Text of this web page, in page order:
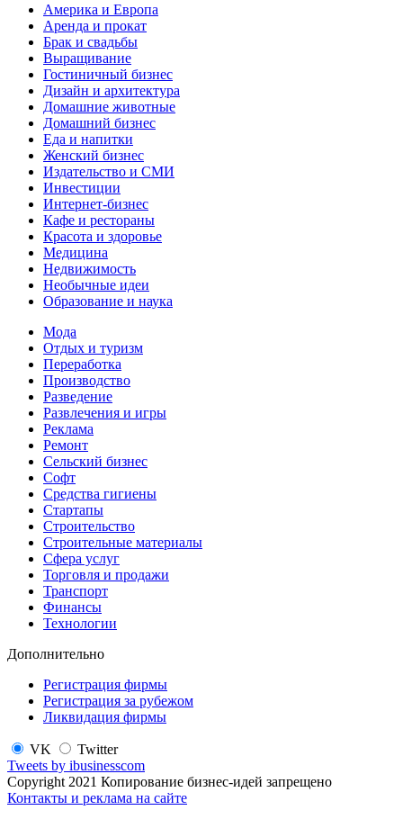
Америка и Европа
Аренда и прокат
Брак и свадьбы
Выращивание
Гостиничный бизнес
Дизайн и архитектура
Домашние животные
Домашний бизнес
Еда и напитки
Женский бизнес
Издательство и СМИ
Инвестиции
Интернет-бизнес
Кафе и рестораны
Красота и здоровье
Медицина
Недвижимость
Необычные идеи
Образование и наука
Мода
Отдых и туризм
Переработка
Производство
Разведение
Развлечения и игры
Реклама
Ремонт
Сельский бизнес
Софт
Средства гигиены
Стартапы
Строительство
Строительные материалы
Сфера услуг
Торговля и продажи
Транспорт
Финансы
Технологии
Дополнительно
Регистрация фирмы
Регистрация за рубежом
Ликвидация фирмы
VK
Twitter
Tweets by ibusinesscom
Copyright 2021 Копирование бизнес-идей запрещено
Контакты и реклама на сайте